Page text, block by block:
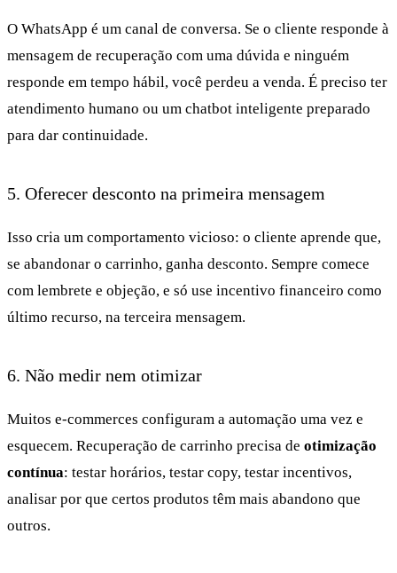
O WhatsApp é um canal de conversa. Se o cliente responde à
mensagem de recuperação com uma dúvida e ninguém
responde em tempo hábil, você perdeu a venda. É preciso ter
atendimento humano ou um chatbot inteligente preparado
para dar continuidade.
5. Oferecer desconto na primeira mensagem
Isso cria um comportamento vicioso: o cliente aprende que,
se abandonar o carrinho, ganha desconto. Sempre comece
com lembrete e objeção, e só use incentivo financeiro como
último recurso, na terceira mensagem.
6. Não medir nem otimizar
Muitos e-commerces configuram a automação uma vez e
esquecem. Recuperação de carrinho precisa de otimização
contínua: testar horários, testar copy, testar incentivos,
analisar por que certos produtos têm mais abandono que
outros.